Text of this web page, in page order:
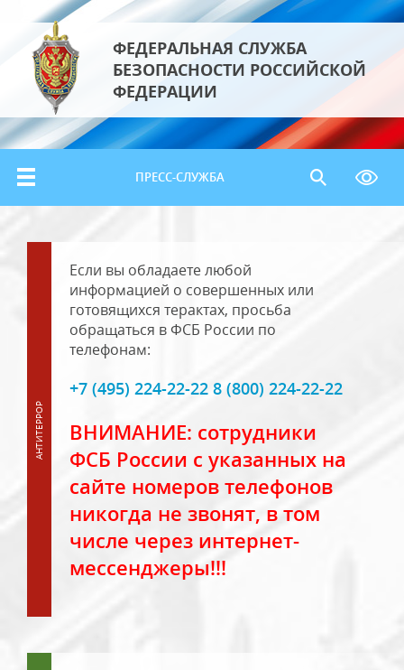
ФЕДЕРАЛЬНАЯ СЛУЖБА
БЕЗОПАСНОСТИ РОССИЙСКОЙ
ФЕДЕРАЦИИ
ПРЕСС-СЛУЖБА
Если вы обладаете любой
информацией о совершенных или
готовящихся терактах, просьба
обращаться в ФСБ России по
телефонам:
+7 (495) 224-22-22 8 (800) 224-22-22
ВНИМАНИЕ: сотрудники
ФСБ России с указанных на
сайте номеров телефонов
никогда не звонят, в том
числе через интернет-
мессенджеры!!!